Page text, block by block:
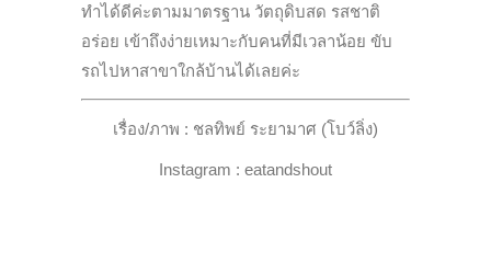
ทำได้ดีค่ะตามมาตรฐาน วัตถุดิบสด รสชาติ
อร่อย เข้าถึงง่ายเหมาะกับคนที่มีเวลาน้อย ขับ
รถไปหาสาขาใกล้บ้านได้เลยค่ะ
เรื่อง/ภาพ : ชลทิพย์ ระยามาศ (โบว์ลิ่ง)
Instagram : eatandshout